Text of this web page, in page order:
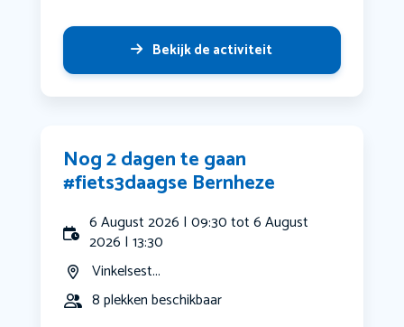
Bekijk de activiteit
Nog 2 dagen te gaan
#fiets3daagse Bernheze
6 August 2026 | 09:30 tot 6 August
2026 | 13:30
Vinkelsest...
8 plekken beschikbaar